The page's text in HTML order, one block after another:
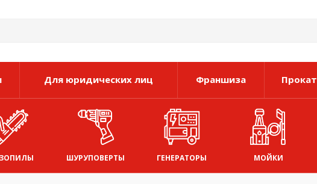
Для юридических лиц Франшиза Прокат
ШУРУПОВЕРТЫ ГЕНЕРАТОРЫ МОЙКИ